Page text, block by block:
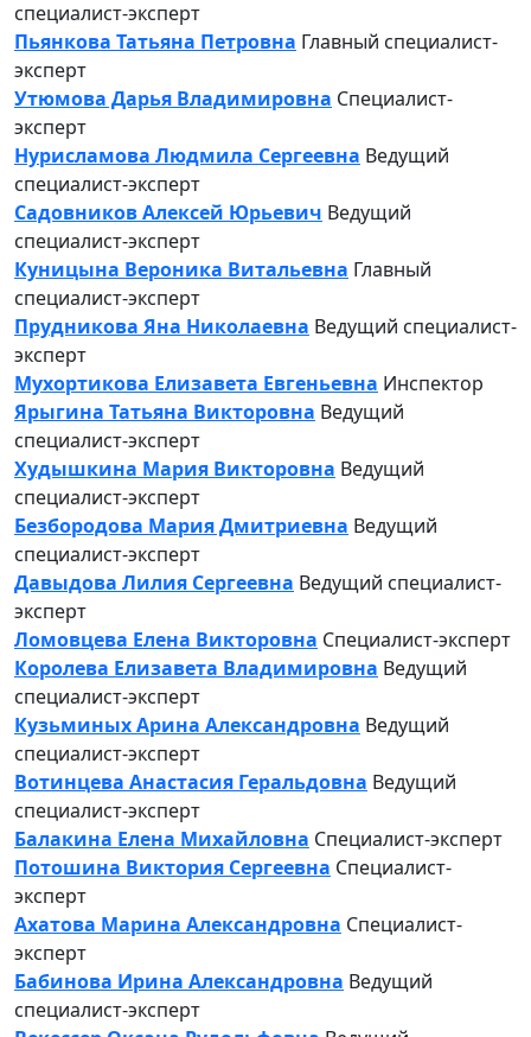
специалист-эксперт
Пьянкова Татьяна Петровна Главный специалист-
эксперт
Утюмова Дарья Владимировна Специалист-
эксперт
Нурисламова Людмила Сергеевна Ведущий
специалист-эксперт
Садовников Алексей Юрьевич Ведущий
специалист-эксперт
Куницына Вероника Витальевна Главный
специалист-эксперт
Прудникова Яна Николаевна Ведущий специалист-
эксперт
Мухортикова Елизавета Евгеньевна Инспектор
Ярыгина Татьяна Викторовна Ведущий
специалист-эксперт
Худышкина Мария Викторовна Ведущий
специалист-эксперт
Безбородова Мария Дмитриевна Ведущий
специалист-эксперт
Давыдова Лилия Сергеевна Ведущий специалист-
эксперт
Ломовцева Елена Викторовна Специалист-эксперт
Королева Елизавета Владимировна Ведущий
специалист-эксперт
Кузьминых Арина Александровна Ведущий
специалист-эксперт
Вотинцева Анастасия Геральдовна Ведущий
специалист-эксперт
Балакина Елена Михайловна Специалист-эксперт
Потошина Виктория Сергеевна Специалист-
эксперт
Ахатова Марина Александровна Специалист-
эксперт
Бабинова Ирина Александровна Ведущий
специалист-эксперт